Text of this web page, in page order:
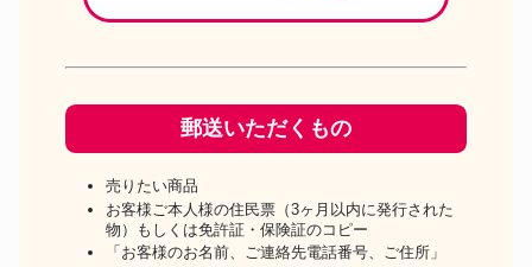
郵送いただくもの
売りたい商品
お客様ご本人様の住民票（3ヶ月以内に発行された
物）もしくは免許証・保険証のコピー
「お客様のお名前、ご連絡先電話番号、ご住所」